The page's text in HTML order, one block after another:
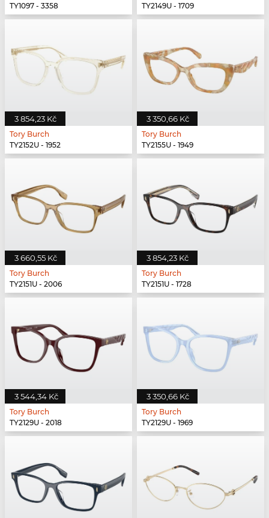
TY1097 - 3358
TY2149U - 1709
3 854,23 Kč
Tory Burch
TY2152U - 1952
3 350,66 Kč
Tory Burch
TY2155U - 1949
3 660,55 Kč
Tory Burch
TY2151U - 2006
3 854,23 Kč
Tory Burch
TY2151U - 1728
3 544,34 Kč
Tory Burch
TY2129U - 2018
3 350,66 Kč
Tory Burch
TY2129U - 1969